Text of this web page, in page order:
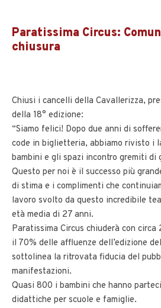
Paratissima Circus:
chiusura
Chiusi i cancelli della Cavallerizza,
della 18° edizione:
“Siamo felici! Dopo due anni di
code in biglietteria, abbiamo rivisto i
bambini e gli spazi incontro gremiti di
Questo per noi è il successo più
di stima e i complimenti che
lavoro svolto da questo incredibile
età media di 27 anni.
Paratissima Circus chiuderà con
il 70% delle affluenze dell’edizione
sottolinea la ritrovata fiducia del
manifestazioni.
Quasi 800 i bambini che hanno
didattiche per scuole e famiglie.